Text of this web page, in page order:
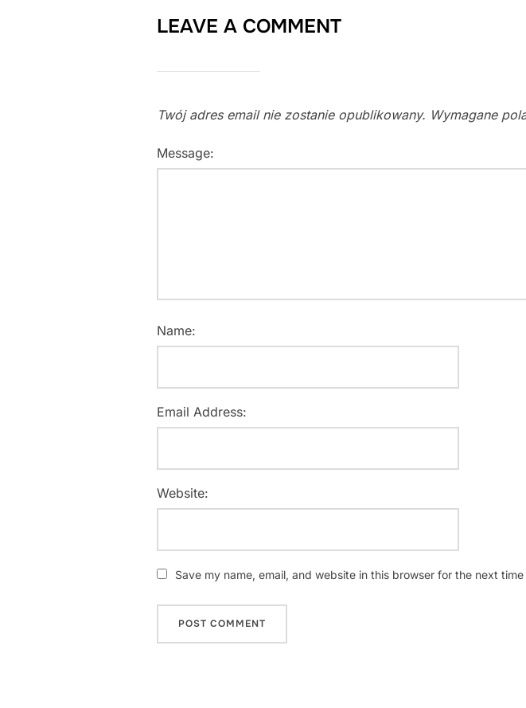
LEAVE A COMMENT
Twój adres email nie zostanie opublikowany. Wymagane
Message:
Name:
Email Address:
Website:
Save my name, email, and website in this browser for the next